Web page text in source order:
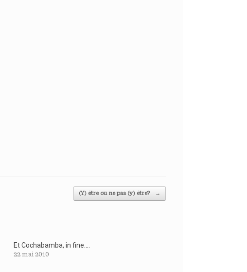
(Y) être ou ne pas (y) être? →
Et Cochabamba, in fine….
22 mai 2010